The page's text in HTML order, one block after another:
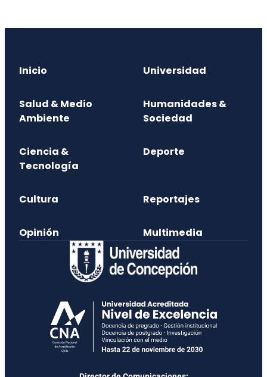
Inicio Universidad
Salud & Medio
Ambiente
Humanidades &
Sociedad
Ciencia &
Tecnología
Deporte
Cultura Reportajes
Opinión Multimedia